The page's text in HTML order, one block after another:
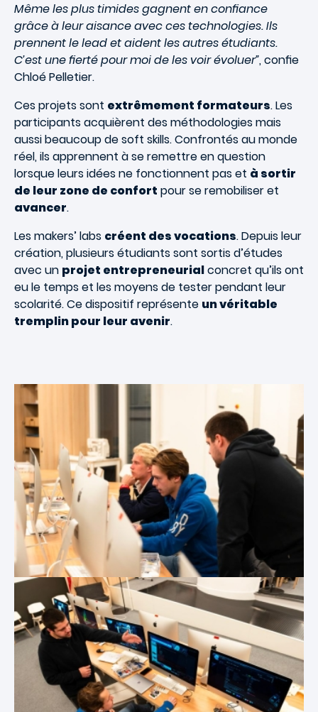
Même les plus timides gagnent en conﬁance
grâce à leur aisance avec ces technologies. Ils
prennent le lead et aident les autres étudiants.
C’est une ﬁerté pour moi de les voir évoluer”, conﬁe
Chloé Pelletier.
Ces projets sont extrêmement formateurs. Les
participants acquièrent des méthodologies mais
aussi beaucoup de soft skills. Confrontés au monde
réel, ils apprennent à se remettre en question
lorsque leurs idées ne fonctionnent pas et à sortir
de leur zone de confort pour se remobiliser et
avancer.
Les makers’ labs créent des vocations. Depuis leur
création, plusieurs étudiants sont sortis d’études
avec un projet entrepreneurialconcret qu’ils ont
eu le temps et les moyens de tester pendant leur
scolarité. Ce dispositif représente un véritable
tremplin pour leur avenir.